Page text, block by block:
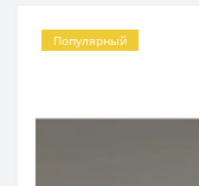
Популярный